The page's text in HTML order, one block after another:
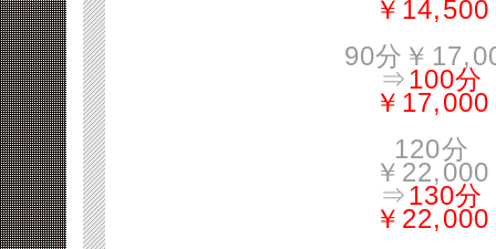
￥14,500
90分￥
⇒100分
￥17,000
120分
￥22,000
⇒130分
￥22,000